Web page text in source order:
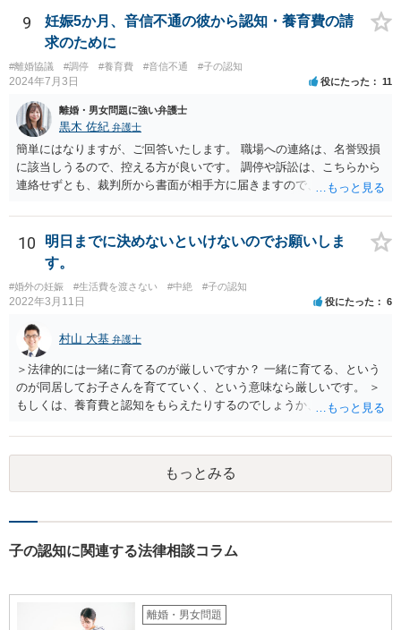
ちまちです。 弊所の場合、交渉をお受けするとなると20万円くらいが
多いかと思います。
9
妊娠5か月、音信不通の彼から認知・養育費の請
求のために
#離婚協議 #調停 #養育費 #音信不通 #子の認知
2024年7月3日 役にたった 11
離婚・男女問題に強い弁護士
黒木 佐紀 弁護士
簡単にはなりますが、ご回答いたします。 職場への連絡は、名誉毀損
に該当しうるので、控える方が良いです。 調停や訴訟は、こちらから
連絡せずとも、裁判所から書面が相手方に届きますので、連絡不要で
いのであれば、調停や訴訟をするしかないかと思います。
10
明日までに決めないといけないのでお願いしま
す。
#婚外の妊娠 #生活費を渡さない #中絶 #子の認知
2022年3月11日 役にたった 6
村山 大基 弁護士
＞法律的には一緒に育てるのが厳しいですか？ 一緒に育てる、という
のが同居してお子さんを育てていく、という意味なら厳しいです。 ＞
もしくは、養育費と認知をもらえたりするのでしょうか、 相手が認知
す。 また、認知されたことを前提に、父親として子を養う義務があり
ますので、 養育費を請求できます。 ただ、極端な話相手に収入がなか
ったり、行方不明だったりすると、実際上の回収が難しい可能性はあ
ります。
もっとみる
子の認知に関連する法律相談コラム
離婚・男女問題